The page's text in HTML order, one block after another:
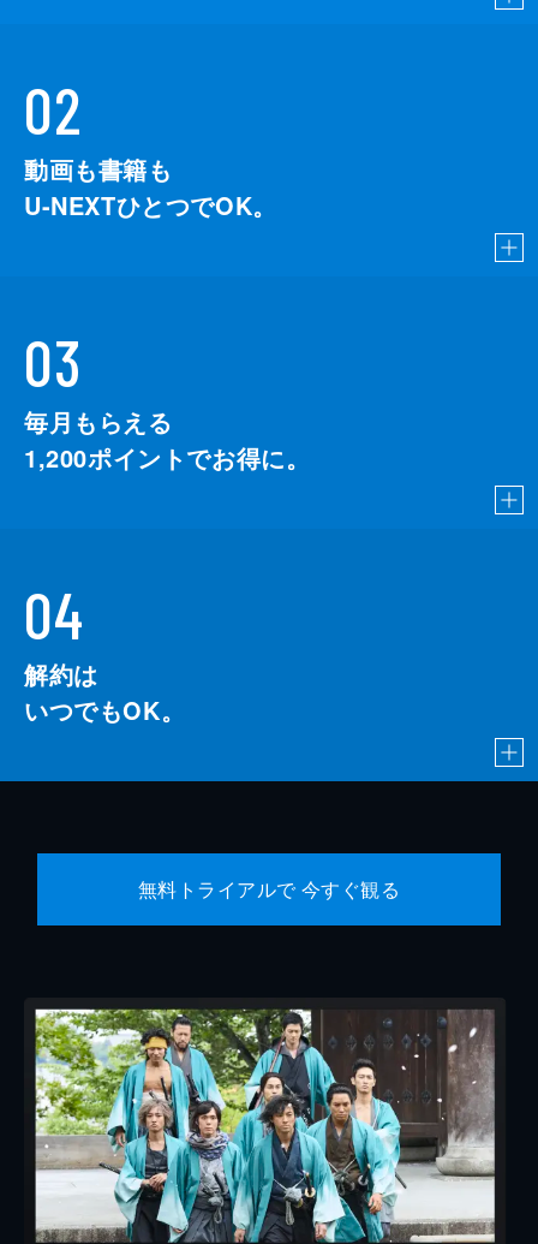
02
動画も書籍も
U-NEXTひとつでOK。
03
毎月もらえる
1,200ポイントでお得に。
04
解約は
いつでもOK。
無料トライアルで 今すぐ観る